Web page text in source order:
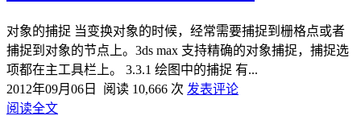
对象的捕捉 当变换对象的时候，经常需要捕捉到栅格点或者
捕捉到对象的节点上。3ds max 支持精确的对象捕捉，捕捉选
项都在主工具栏上。 3.3.1 绘图中的捕捉 有...
2012年09月06日
阅读 10,666 次 发表评论
阅读全文